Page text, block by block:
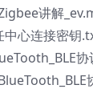
讲解
心连接密钥
协